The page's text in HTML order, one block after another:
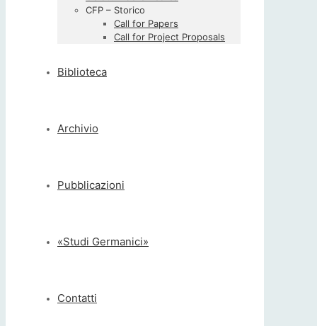
CFP – Storico
Call for Papers
Call for Project Proposals
Biblioteca
Archivio
Pubblicazioni
«Studi Germanici»
Contatti